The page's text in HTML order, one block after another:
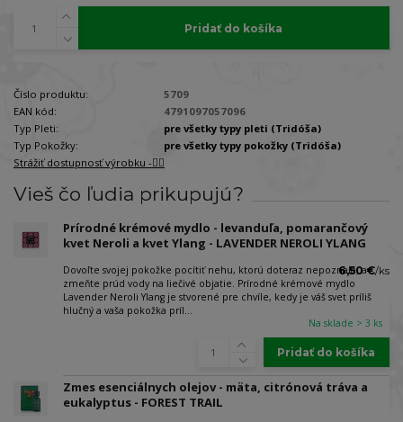
Pridať do košíka
Číslo produktu:
5709
EAN kód:
4791097057096
Typ Pleti:
pre všetky typy pleti (Tridóša)
Typ Pokožky:
pre všetky typy pokožky (Tridóša)
Strážiť dostupnosť výrobku -🐕‍🦺
Vieš čo ľudia prikupujú?
Prírodné krémové mydlo - levanduľa, pomarančový
kvet Neroli a kvet Ylang - LAVENDER NEROLI YLANG
Dovoľte svojej pokožke pocítiť nehu, ktorú doteraz nepoznala, a
zmeňte prúd vody na liečivé objatie. Prírodné krémové mydlo
Lavender Neroli Ylang je stvorené pre chvíle, kedy je váš svet príliš
hlučný a vaša pokožka príl...
6,50 €/ks
Na sklade > 3 ks
Pridať do košíka
Zmes esenciálnych olejov - mäta, citrónová tráva a
eukalyptus - FOREST TRAIL